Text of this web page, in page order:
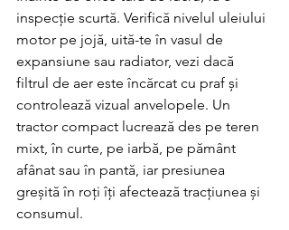
inspecție scurtă. Verifică nivelul uleiului
motor pe jojă, uită-te în vasul de
expansiune sau radiator, vezi dacă
filtrul de aer este încărcat cu praf și
controlează vizual anvelopele. Un
tractor compact lucrează des pe teren
mixt, în curte, pe iarbă, pe pământ
afânat sau în pantă, iar presiunea
greșită în roți îți afectează tracțiunea și
consumul.